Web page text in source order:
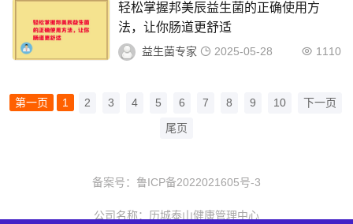
轻松掌握邦美辰益生菌的正确使用方
法，让你肠道更舒适
益生菌专家 2025-05-28 1110
第一页 1 2 3 4 5 6 7 8 9 10
下一页
尾页
备案号： 鲁ICP备2022021605号-3
公司名称：历城泰山健康管理中心